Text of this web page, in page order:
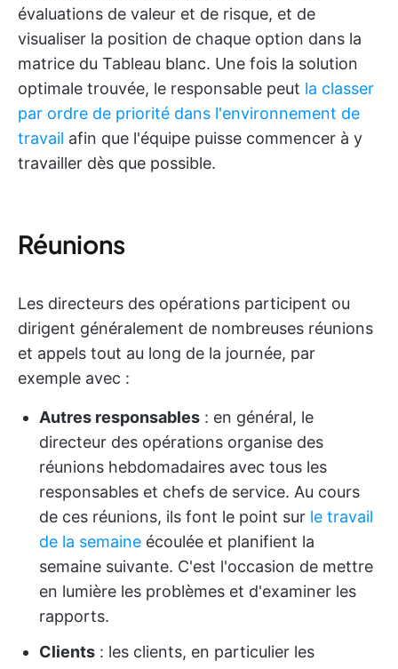
évaluations de valeur et de risque, et de
visualiser la position de chaque option dans la
matrice du Tableau blanc. Une fois la solution
optimale trouvée, le responsable peut la classer
par ordre de priorité dans l'environnement de
travail afin que l'équipe puisse commencer à y
travailler dès que possible.
Réunions
Les directeurs des opérations participent ou
dirigent généralement de nombreuses réunions
et appels tout au long de la journée, par
exemple avec :
Autres responsables : en général, le
directeur des opérations organise des
réunions hebdomadaires avec tous les
responsables et chefs de service. Au cours
de ces réunions, ils font le point sur le travail
de la semaine écoulée et planifient la
semaine suivante. C'est l'occasion de mettre
en lumière les problèmes et d'examiner les
rapports.
Clients : les clients, en particulier les